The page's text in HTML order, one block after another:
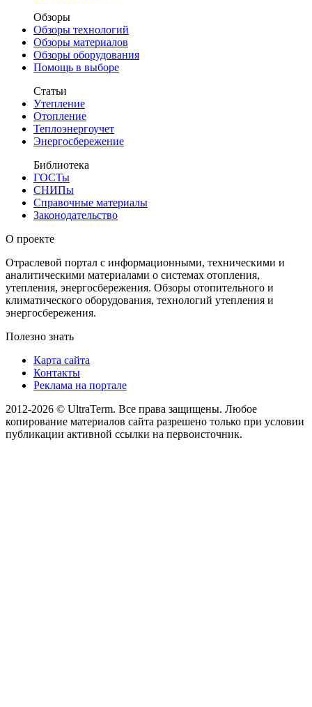
Обзоры
Обзоры технологий
Обзоры материалов
Обзоры оборудования
Помощь в выборе
Статьи
Утепление
Отопление
Теплоэнергоучет
Энергосбережение
Библиотека
ГОСТы
СНИПы
Справочные материалы
Законодательство
О проекте
Отраслевой портал с информационными, техническими и
аналитическими материалами о системах отопления,
утепления, энергосбережения. Обзоры отопительного и
климатического оборудования, технологий утепления и
энергосбережения.
Полезно знать
Карта сайта
Контакты
Реклама на портале
2012-2026 © UltraTerm. Все права защищены. Любое
копирование материалов сайта разрешено только при условии
публикации активной ссылки на первоисточник.